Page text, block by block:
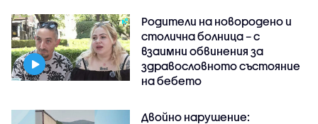
Родители на новородено и
столична болница – с
взаимни обвинения за
здравословното състояние
на бебето
Двойно нарушение: